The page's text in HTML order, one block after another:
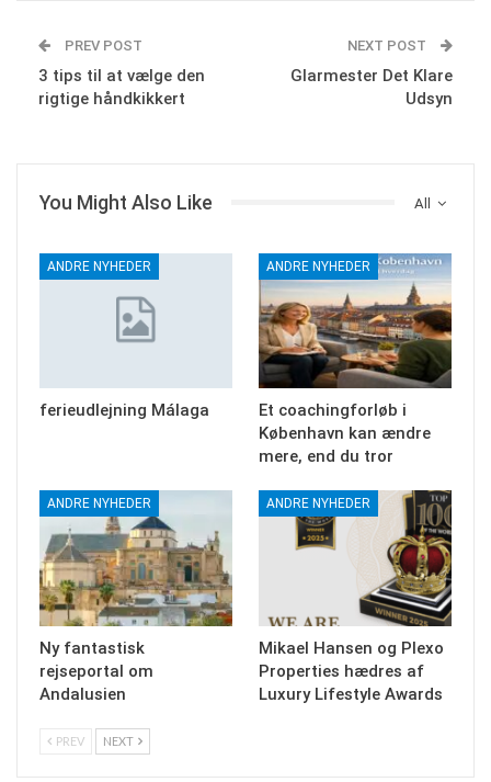
PREV POST
3 tips til at vælge den
rigtige håndkikkert
NEXT POST
Glarmester Det Klare
Udsyn
All
You Might Also Like
ANDRE NYHEDER
ferieudlejning Málaga
ANDRE NYHEDER
Et coachingforløb i
København kan ændre
mere, end du tror
ANDRE NYHEDER
Ny fantastisk
rejseportal om
Andalusien
ANDRE NYHEDER
Mikael Hansen og Plexo
Properties hædres af
Luxury Lifestyle Awards
PREV NEXT